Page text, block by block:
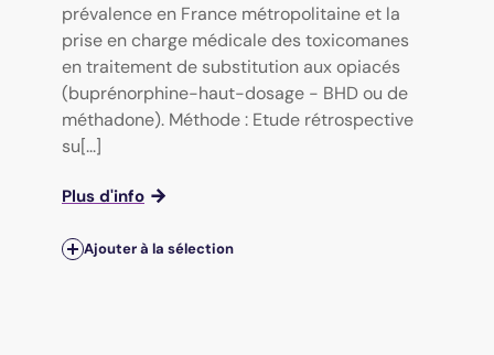
prévalence en France métropolitaine et la
prise en charge médicale des toxicomanes
en traitement de substitution aux opiacés
(buprénorphine-haut-dosage - BHD ou de
méthadone). Méthode : Etude rétrospective
su[...]
Plus d'info
Ajouter à la sélection